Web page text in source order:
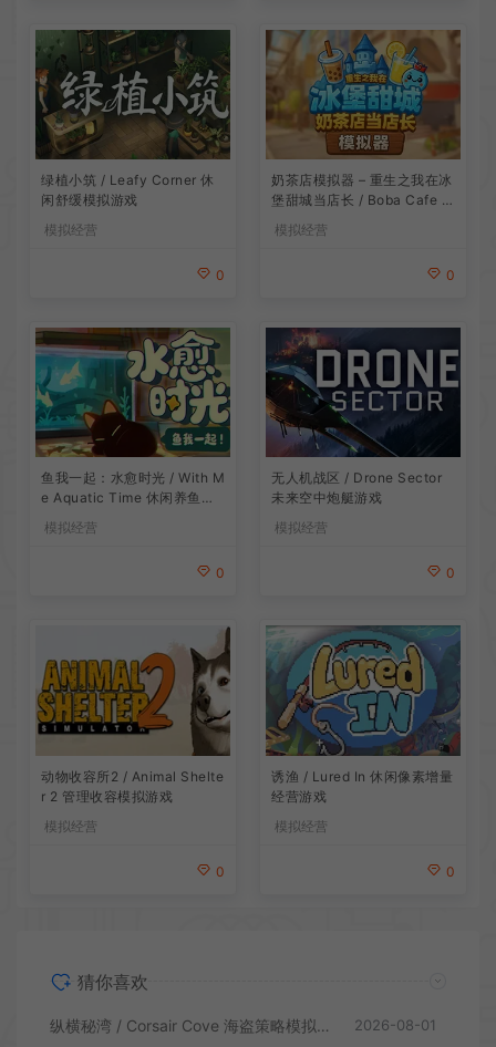
绿植小筑 / Leafy Corner 休
闲舒缓模拟游戏
模拟经营
0
奶茶店模拟器 – 重生之我在冰
堡甜城当店长 / Boba Cafe Si
模拟经营
0
鱼我一起：水愈时光 / With M
e Aquatic Time 休闲养鱼游
模拟经营
0
无人机战区 / Drone Sector
未来空中炮艇游戏
模拟经营
0
动物收容所2 / Animal Shelte
r 2 管理收容模拟游戏
模拟经营
0
诱渔 / Lured In 休闲像素增量
经营游戏
模拟经营
0
猜你喜欢
纵横秘湾 / Corsair Cove 海盗策略模拟游戏 2026-08-01